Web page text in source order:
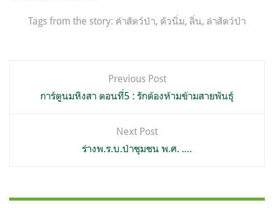
Tags from the story: ค้าสัตว์ป่า, ตัวนิ่ม, ลิ่น, ล่าสัตว์ป่า
เรื่อง
Previous Post
การ์ตูนมหิงสา ตอนที่5 : รักต้องห้ามข้ามสายพันธุ์
Next Post
ร่างพ.ร.บ.ป่าชุมชน พ.ศ. .…